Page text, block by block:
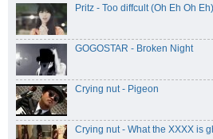
Pritz - Too diffcult (Oh Eh Oh Eh)
GOGOSTAR - Broken Night
Crying nut - Pigeon
Crying nut - What the XXXX is